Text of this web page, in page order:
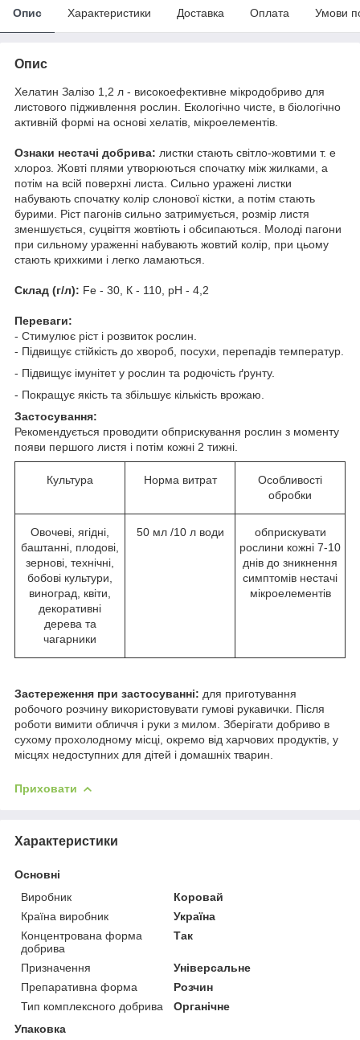
Опис Характеристики Доставка Оплата Умови
Опис
Хелатин Залізо 1,2 л - високоефективне мікродобриво для
листового підживлення рослин. Екологічно чисте, в біологічно
активній формі на основі хелатів, мікроелементів.
Ознаки нестачі добрива: листки стають світло-жовтими т. е
хлороз. Жовті плями утворюються спочатку між жилками, а
потім на всій поверхні листа. Сильно уражені листки
набувають спочатку колір слонової кістки, а потім стають
бурими. Ріст пагонів сильно затримується, розмір листя
зменшується, суцвіття жовтіють і обсипаються. Молоді пагони
при сильному ураженні набувають жовтий колір, при цьому
стають крихкими і легко ламаються.
Склад (г/л): Fe - 30, К - 110, pH - 4,2
Переваги:
- Стимулює ріст і розвиток рослин.
- Підвищує стійкість до хвороб, посухи, перепадів температур.
- Підвищує імунітет у рослин та родючість ґрунту.
- Покращує якість та збільшує кількість врожаю.
Застосування:
Рекомендується проводити обприскування рослин з моменту
появи першого листя і потім кожні 2 тижні.
Культура Норма витрат
Особливості
обробки
Овочеві, ягідні,
баштанні, плодові,
зернові, технічні,
бобові культури,
виноград, квіти,
декоративні
дерева та
чагарники
50 мл /10 л води
обприскувати
рослини кожні 7-10
днів до зникнення
симптомів нестачі
мікроелементів
Застереження при застосуванні: для приготування
робочого розчину використовувати гумові рукавички. Після
роботи вимити обличчя і руки з милом. Зберігати добриво в
сухому прохолодному місці, окремо від харчових продуктів, у
місцях недоступних для дітей і домашніх тварин.
Приховати
Характеристики
Основні
Виробник
Коровай
Країна виробник
Україна
Концентрована форма
добрива
Так
Призначення
Універсальне
Препаративна форма
Розчин
Тип комплексного добрива
Органічне
Упаковка